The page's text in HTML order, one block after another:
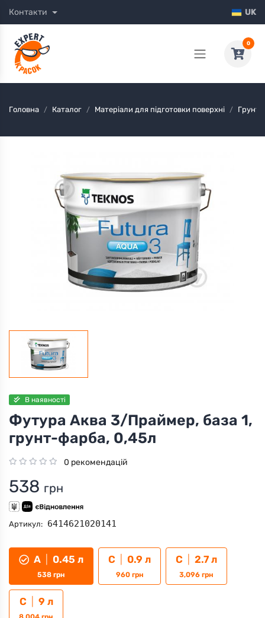
Контакти UK
0
Головна Каталог Матеріали для підготовки поверхні
В наявності
Футура Аква 3/Праймер, база 1,
грунт-фарба, 0,45л
0 рекомендацій
538 грн
Артикул: 6414621020141
A 0.45 л
538 грн
C 0.9 л
960 грн
C 2.7 л
3,096 грн
C 9 л